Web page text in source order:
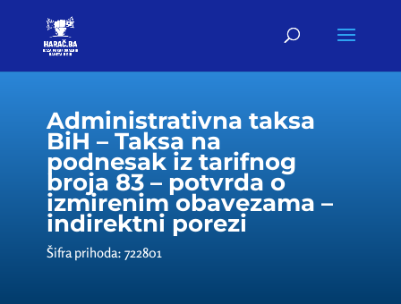
Administrativna taksa
BiH – Taksa na
podnesak iz tarifnog
broja 83 – potvrda o
izmirenim obavezama –
indirektni porezi
Šifra prihoda: 722801